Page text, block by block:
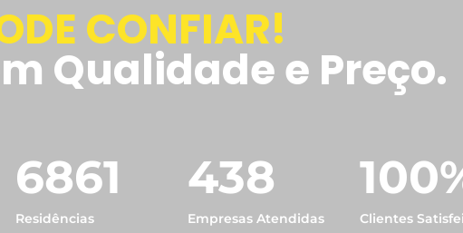
CONFIAR!
Qualidade e Preço.
6861
Residências
438
Empresas Atendidas
100
Clientes